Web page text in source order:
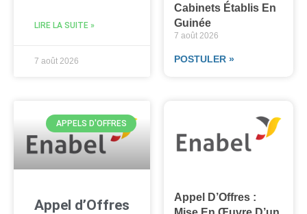
LIRE LA SUITE »
7 août 2026
APPELS D'OFFRES
Appel d’Offres
Cabinets Établis En
Guinée
7 août 2026
POSTULER »
Appel D’Offres :